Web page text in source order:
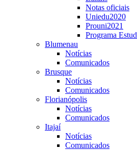
Notas oficiais
Uniedu2020
Prouni2021
Programa
Blumenau
Notícias
Comunicados
Brusque
Notícias
Comunicados
Florianópolis
Notícias
Comunicados
Itajaí
Notícias
Comunicados